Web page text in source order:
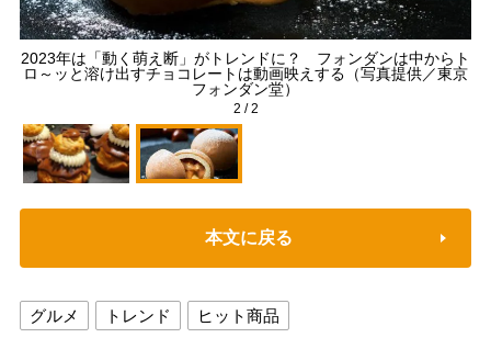
2023年は「動く萌え断」がトレンドに？ フォンダンは中からト
ロ～ッと溶け出すチョコレートは動画映えする（写真提供／東京
フォンダン堂）
2 /2
本文に戻る
グルメ トレンド ヒット商品